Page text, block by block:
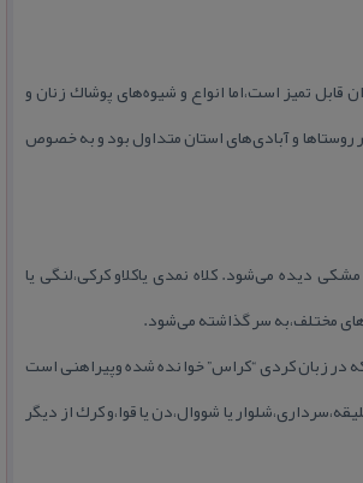
تمیز است،اما انواع و شیوه‌های پوشاك زنان و
روستاها و آبادی‌های استان متداول بود و به خصوص
دیده می‌شود. كلاه نمدی یاكلاو كركی،لنگی یا
مختلف،به سر گذاشته می‌شود.
در زبان كردی “كراس” خوانده شده وپیراهنی است
یا شووال،دن یا قوا،و كرك از دیگر